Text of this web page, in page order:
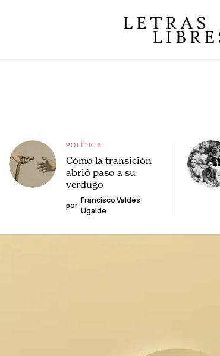
POLÍTICA
Cómo la transición
abrió paso a su
verdugo
por
Francisco Valdés
Ugalde